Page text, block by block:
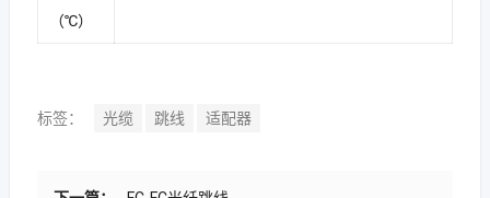
（℃）
标签： 光缆 跳线 适配器